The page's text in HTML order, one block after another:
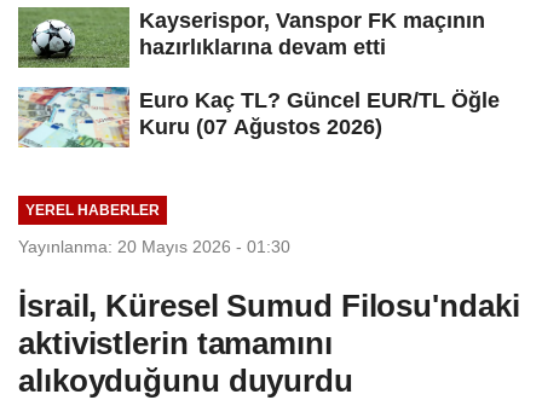
Kayserispor, Vanspor FK maçının
hazırlıklarına devam etti
Euro Kaç TL? Güncel EUR/TL Öğle
Kuru (07 Ağustos 2026)
YEREL HABERLER
Yayınlanma: 20 Mayıs 2026 - 01:30
İsrail, Küresel Sumud Filosu'ndaki
aktivistlerin tamamını
alıkoyduğunu duyurdu